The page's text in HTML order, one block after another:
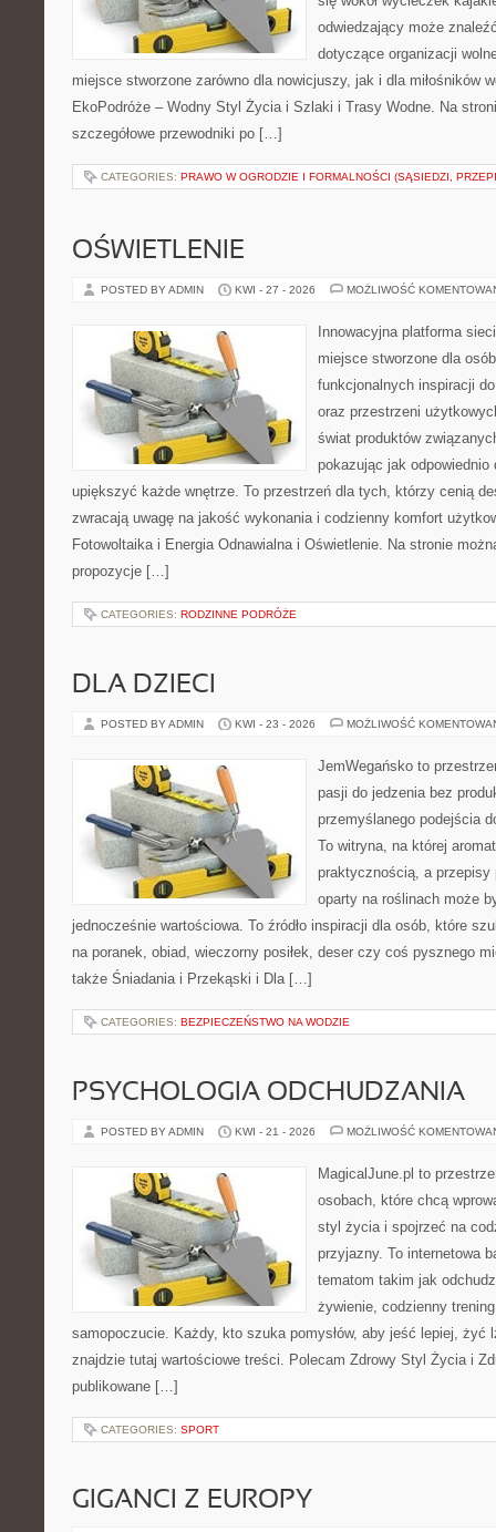
odwiedzający może
dotyczące organizacji
miejsce stworzone zarówno dla nowicjuszy, jak i dla miłośników
EkoPodróże – Wodny Styl Życia i Szlaki i Trasy Wodne. Na
szczegółowe przewodniki po […]
CATEGORIES: PRAWO W OGRODZIE I FORMALNOŚCI (SĄSIEDZI,
OŚWIETLENIE
POSTED BY ADMIN KWI - 27 - 2026 MOŻLIWOŚĆ
Innowacyjna platforma
miejsce stworzone dla
funkcjonalnych inspiracji
oraz przestrzeni
świat produktów
pokazując jak odpowiednio
upiększyć każde wnętrze. To przestrzeń dla tych, którzy cenią
zwracają uwagę na jakość wykonania i codzienny komfort
Fotowoltaika i Energia Odnawialna i Oświetlenie. Na stronie
propozycje […]
CATEGORIES: RODZINNE PODRÓŻE
DLA DZIECI
POSTED BY ADMIN KWI - 23 - 2026 MOŻLIWOŚĆ
JemWegańsko to
pasji do jedzenia bez
przemyślanego podejścia
To witryna, na której
praktycznością, a przepisy
oparty na roślinach może
jednocześnie wartościowa. To źródło inspiracji dla osób, które
na poranek, obiad, wieczorny posiłek, deser czy coś pysznego
także Śniadania i Przekąski i Dla […]
CATEGORIES: BEZPIECZEŃSTWO NA WODZIE
PSYCHOLOGIA ODCHUDZANIA
POSTED BY ADMIN KWI - 21 - 2026 MOŻLIWOŚĆ
MagicalJune.pl to
osobach, które chcą
styl życia i spojrzeć na
przyjazny. To internetowa
tematom takim jak
żywienie, codzienny
samopoczucie. Każdy, kto szuka pomysłów, aby jeść lepiej, żyć
znajdzie tutaj wartościowe treści. Polecam Zdrowy Styl Życia i
publikowane […]
CATEGORIES: SPORT
GIGANCI Z EUROPY